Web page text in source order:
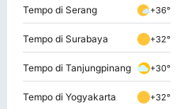
Tempo di Serang +36°
Tempo di Surabaya +32°
Tempo di Tanjungpinang +30°
Tempo di Yogyakarta +32°